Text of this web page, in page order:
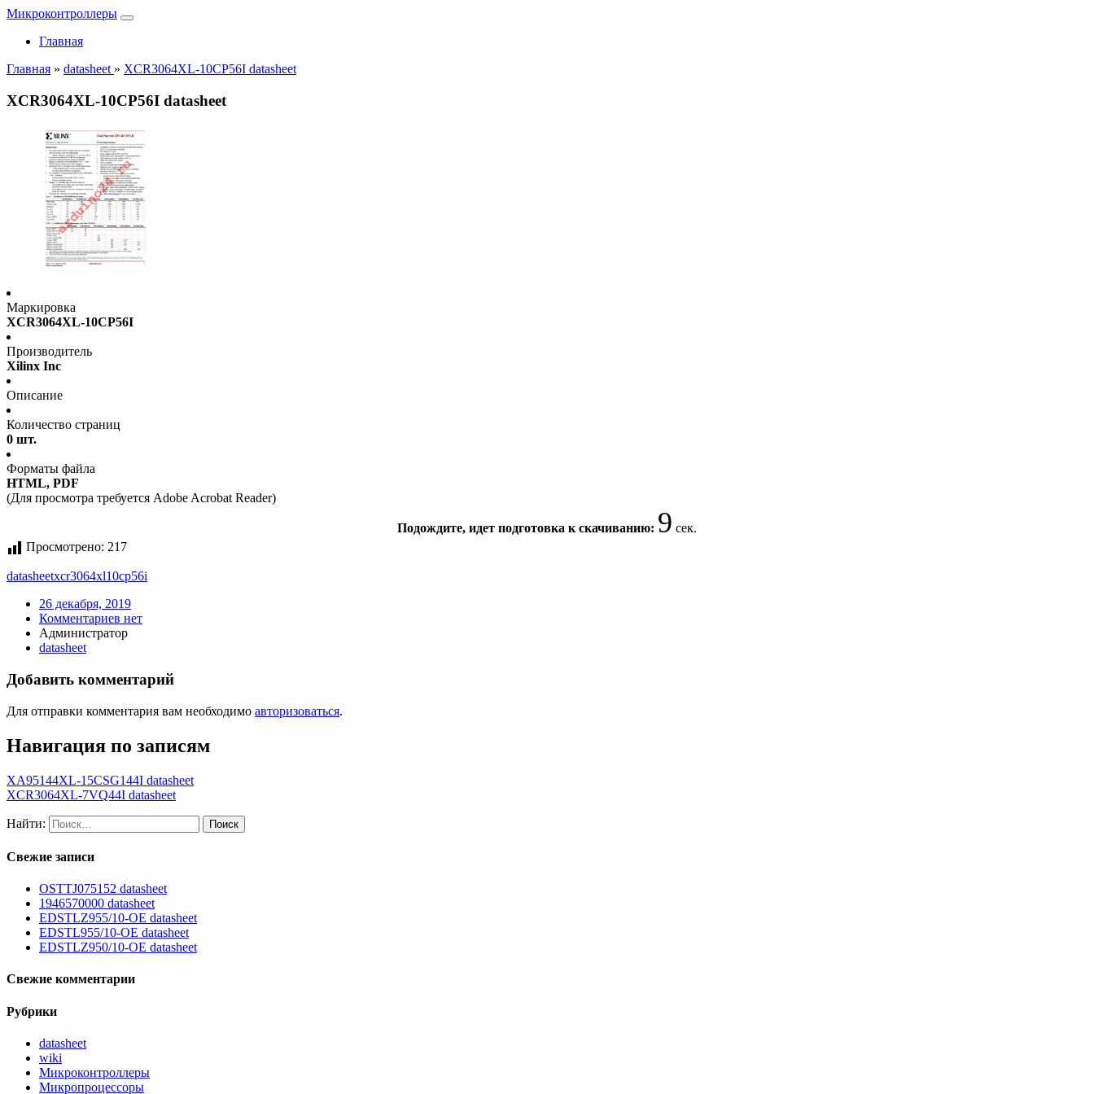
Микроконтроллеры
Главная
Главная » datasheet » XCR3064XL-10CP56I datasheet
XCR3064XL-10CP56I datasheet
Маркировка
XCR3064XL-10CP56I
Производитель
Xilinx Inc
Описание
Количество страниц
0 шт.
Форматы файла
HTML, PDF
(Для просмотра требуется Adobe Acrobat Reader)
Подождите, идет подготовка к скачиванию: 9 сек.
Просмотрено: 217
datasheetxcr3064xl10cp56i
26 декабря, 2019
Комментариев нет
Администратор
datasheet
Добавить комментарий
Для отправки комментария вам необходимо авторизоваться.
Навигация по записям
XA95144XL-15CSG144I datasheet
XCR3064XL-7VQ44I datasheet
Найти:
Свежие записи
OSTTJ075152 datasheet
1946570000 datasheet
EDSTLZ955/10-OE datasheet
EDSTL955/10-OE datasheet
EDSTLZ950/10-OE datasheet
Свежие комментарии
Рубрики
datasheet
wiki
Микроконтроллеры
Микропроцессоры